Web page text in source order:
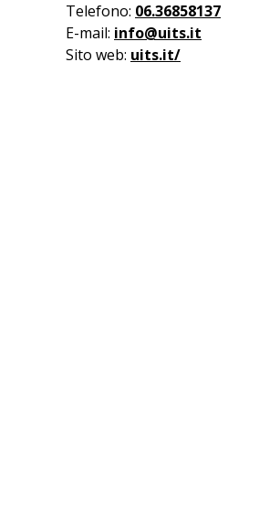
Telefono: 06.36858137
E-mail: info@uits.it
Sito web: uits.it/